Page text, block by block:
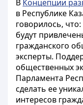
В Концепции
в Республике
говорилось,
будут
гражданского
эксперты.
общественных
Парламента
сделать ее
интересов